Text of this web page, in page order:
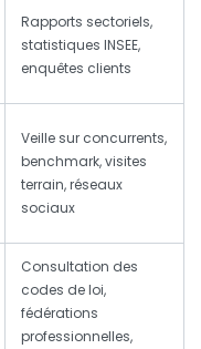
Rapports sectoriels,
statistiques INSEE,
enquêtes clients
Veille sur concurrents,
benchmark, visites
terrain, réseaux
sociaux
Consultation des
codes de loi,
fédérations
professionnelles,